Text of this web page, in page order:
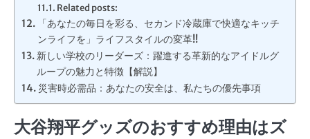
Related posts:
「あなたの毎日を彩る、セカンド冷蔵庫で快適なキッチ
ンライフを」ライフスタイルの変革!!
新しい学校のリーダーズ：躍進する革新的なアイドルグ
ループの魅力と特徴【解説】
災害時必需品：あなたの安全は、私たちの優先事項
大谷翔平グッズのおすすめ理由はズ